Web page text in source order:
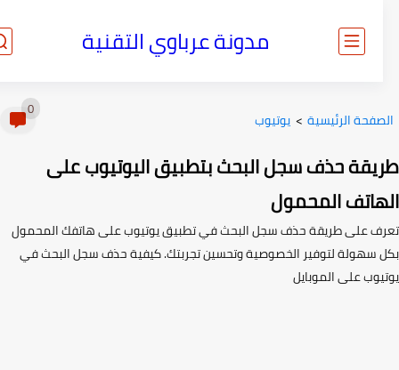
مدونة عرباوي التقنية
الرئيسية> يوتيوب
حذف سجل البحث بتطبيق اليوتيوب على
المحمول
على طريقة حذف سجل البحث في تطبيق يوتيوب على هاتفك المحمول
سهولة لتوفير الخصوصية وتحسين تجربتك. كيفية حذف سجل البحث في
على الموبايل